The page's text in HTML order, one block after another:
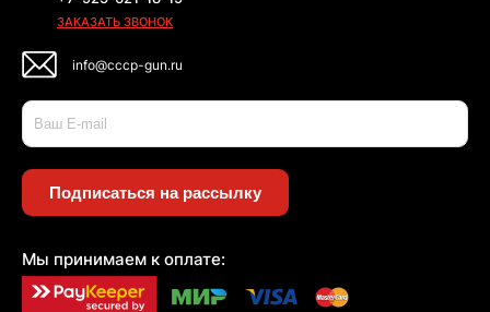
ЗАКАЗАТЬ ЗВОНОК
info@cccp-gun.ru
Подписаться на рассылку
Мы принимаем к оплате: